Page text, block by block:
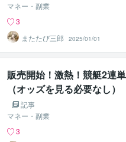
マネー・副業
3
またたび三郎
2025/01/01
販売開始！激熱！競艇2連
（オッズを見る必要なし）
記事
マネー・副業
3